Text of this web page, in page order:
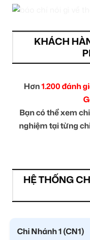
KHÁCH
Hơn1.200 đánh
Bạn có thể xem
nghiệm tại từng
HỆ THỐNG
Chi Nhánh 1 (CN1)